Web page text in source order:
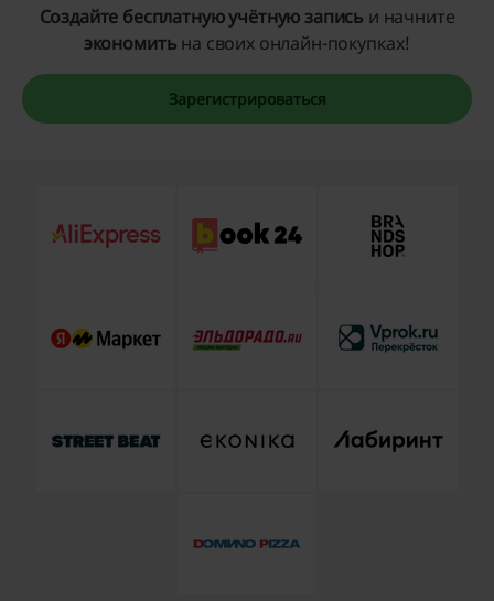
Создайте бесплатную учётную запись и начните
экономить на своих онлайн-покупках!
Зарегистрироваться